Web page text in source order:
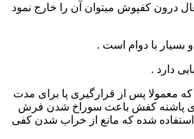
کفپوش میتوان آن را خارج نمود
با دوام است .
دارد .
معمولا پس از قرارگیری پا برای مدت
پاشنه کفش باعث سوراخ شدن فرش
شده که مانع از خراب شدن کفی